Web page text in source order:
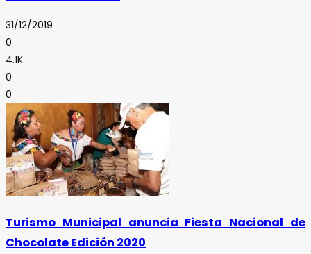
31/12/2019
0
4.1K
0
0
Turismo Municipal anuncia Fiesta Nacional de
Chocolate Edición 2020